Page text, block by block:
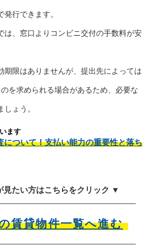
発行できます。
は、窓口よりコンビニ交付の手数料が安
期限はありませんが、提出先によっては
を求められる場合があるため、必要な
ょう。
ます
について！支払い能力の重要性と落ち
見たい方はこちらをクリック ▼
賃貸物件一覧へ進む